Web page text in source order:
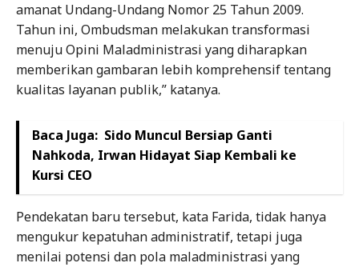
amanat Undang-Undang Nomor 25 Tahun 2009.
Tahun ini, Ombudsman melakukan transformasi
menuju Opini Maladministrasi yang diharapkan
memberikan gambaran lebih komprehensif tentang
kualitas layanan publik,” katanya.
Baca Juga: Sido Muncul Bersiap Ganti
Nahkoda, Irwan Hidayat Siap Kembali ke
Kursi CEO
Pendekatan baru tersebut, kata Farida, tidak hanya
mengukur kepatuhan administratif, tetapi juga
menilai potensi dan pola maladministrasi yang